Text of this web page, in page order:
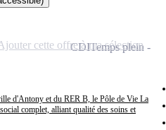
d'Antony et du RER B, le Pôle de Vie La
complet, alliant qualité des soins et
CDITemps plein
cette offre à ma sélection